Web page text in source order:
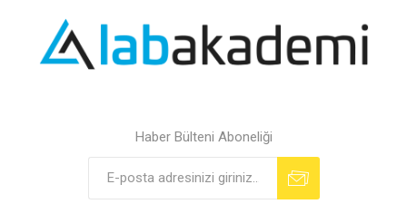
Haber Bülteni Aboneliği